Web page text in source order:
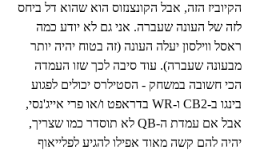
הקיוביז הזה, אבל הקונצנזוס הוא שהוא דל ביחס
לזה של העונה שעברה. אני גם לא יודע כמה
ראסל ווילסון יעלה העונה (זה בטוח יהיה יותר
מבעונה שעברה). עוד סיבה לכך שזו העמדה
הכי חשובה במשחק - הסטילרס יכולים לפגוע
בינגו ב-CB2 ו-WR בדראפט ו/או פרי אייג'נסי,
אבל אם עמדת ה-QB לא תוסדר כמו שצריך,
יהיה להם קשה מאוד אפילו להגיע לפלייאוף